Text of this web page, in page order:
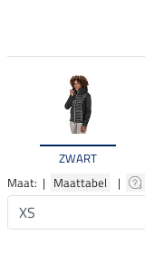
ZWART
Maat: | Maattabel |